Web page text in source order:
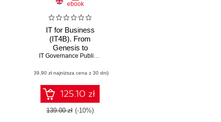
ebook
IT for Business
(IT4B). From
Genesis to
Revolution, a
approach to Digital
Transformation
IT Governance Publishing
(39,90 zł najniższa cena z 30 dni)
125.10 zł
139.00 zł (-10%)